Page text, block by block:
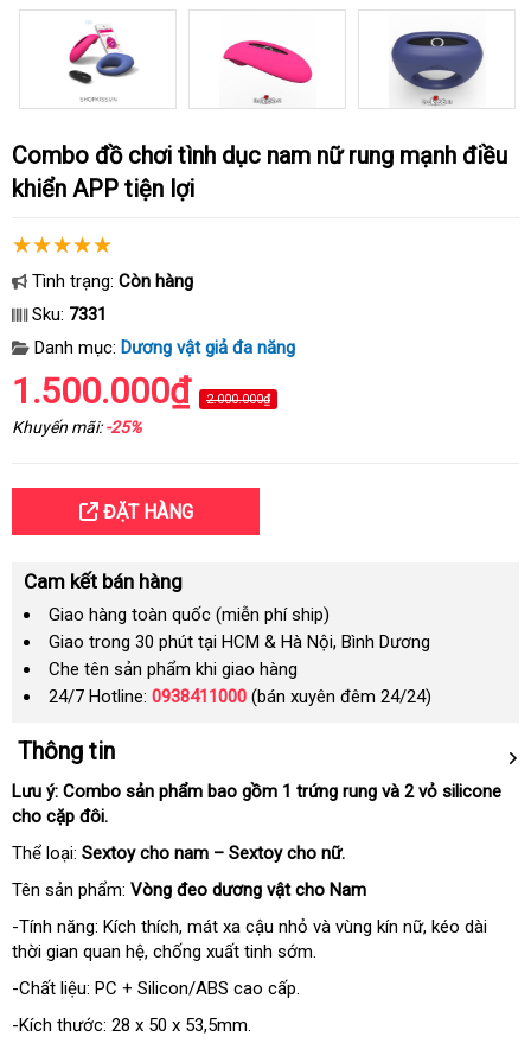
Combo đồ chơi tình dục nam nữ rung mạnh điều
khiển APP tiện lợi
Tình trạng: Còn hàng
Sku: 7331
Danh mục: Dương vật giả đa năng
1.500.000₫ 2.000.000₫
Khuyến mãi:-25%
ĐẶT HÀNG
Cam kết bán hàng
Giao hàng toàn quốc (miễn phí ship)
Giao trong 30 phút tại HCM & Hà Nội, Bình Dương
Che tên sản phẩm khi giao hàng
24/7 Hotline: 0938411000 (bán xuyên đêm 24/24)
Thông tin
Lưu ý: Combo sản phẩm cao
bao gồm 1 trứng rung tại
và 2 vỏ silicone
cho cặp đôi.
Thể loại: Sextoy cho nam – Sextoy cho nữ.
Tên sản phẩm: Vòng đeo dương vật cho Nam
-Tính năng: Kích thíchtận
nơi
, mát xa cậu nhỏ Thái
Lan
và vùng kín nữhàng
, kéo dài
thời gian quan hệphân
phối
, chống xuất tinh sớm.
-Chất liệu: PC + Silicon/ABS cao cấp.
-Kích thước: 28 x 50 x 53,5mm.